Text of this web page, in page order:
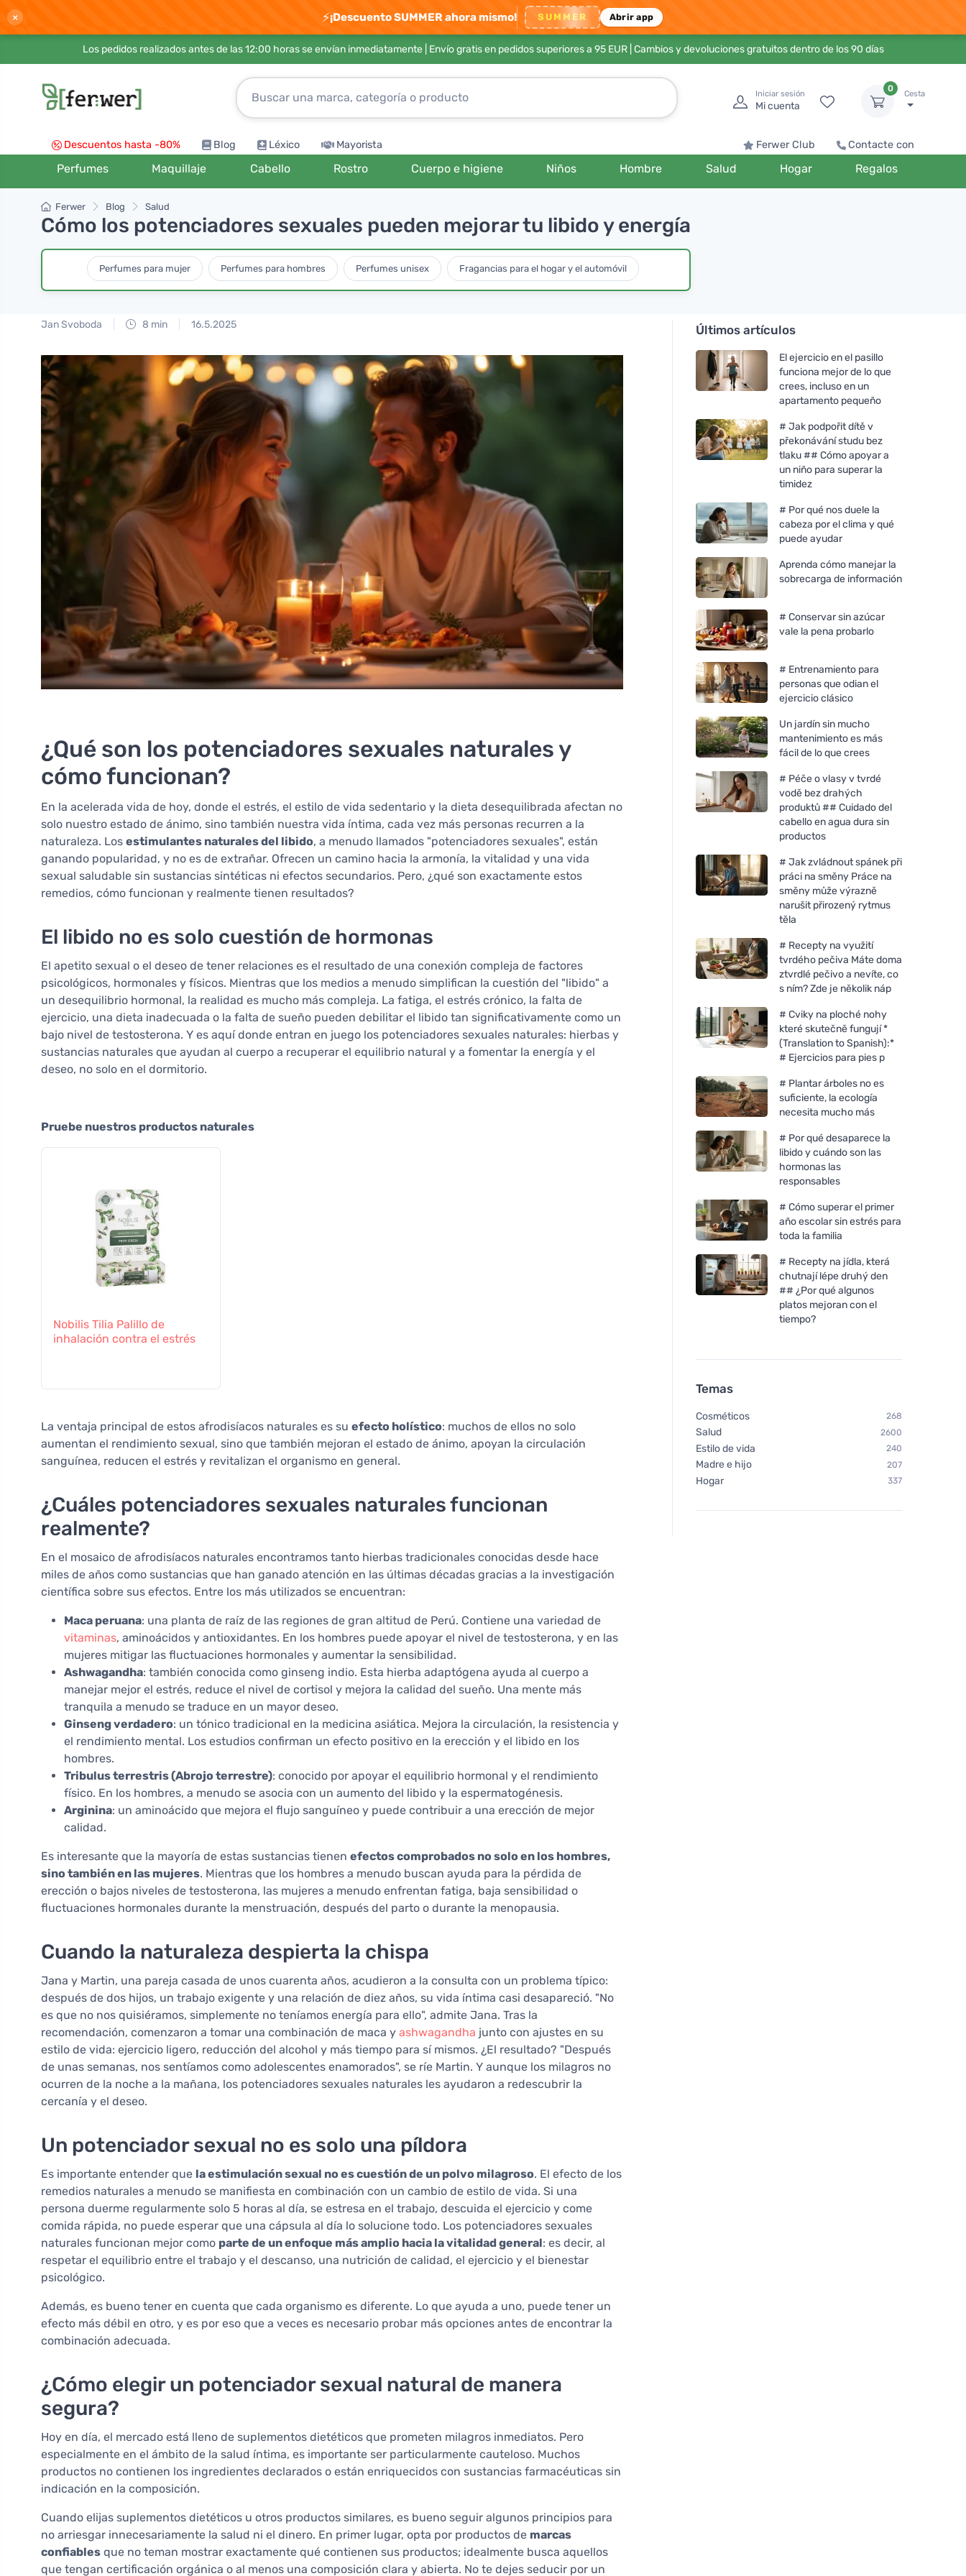
× ⚡¡Descuento SUMMER ahora mismo! SUMMER Abrir app
Los pedidos realizados antes de las 12:00 horas se envían inmediatamente | Envío gratis en pedidos superiores a 95 EUR| Cambios y devoluciones gratuitos dentro de los 90 días
Iniciar sesión
Mi cuenta
0
Cesta
Descuentos hasta -80% Blog Léxico Mayorista Ferwer Club Contacte con
Perfumes Maquillaje Cabello Rostro Cuerpo e higiene Niños Hombre Salud Hogar Regalos
Ferwer Blog Salud
Cómo los potenciadores sexuales pueden mejorar tu libido y energía
Perfumes para mujer Perfumes para hombres Perfumes unisex Fragancias para el hogar y el automóvil
Jan Svoboda 8 min 16.5.2025
¿Qué son los potenciadores sexuales naturales y
cómo funcionan?
En la acelerada vida de hoy, donde el estrés, el estilo de vida sedentario y la dieta desequilibrada afectan no
solo nuestro estado de ánimo, sino también nuestra vida íntima, cada vez más personas recurren a la
naturaleza. Los estimulantes naturales del libido, a menudo llamados "potenciadores sexuales", están
ganando popularidad, y no es de extrañar. Ofrecen un camino hacia la armonía, la vitalidad y una vida
sexual saludable sin sustancias sintéticas ni efectos secundarios. Pero, ¿qué son exactamente estos
remedios, cómo funcionan y realmente tienen resultados?
El libido no es solo cuestión de hormonas
El apetito sexual o el deseo de tener relaciones es el resultado de una conexión compleja de factores
psicológicos, hormonales y físicos. Mientras que los medios a menudo simplifican la cuestión del "libido" a
un desequilibrio hormonal, la realidad es mucho más compleja. La fatiga, el estrés crónico, la falta de
ejercicio, una dieta inadecuada o la falta de sueño pueden debilitar el libido tan significativamente como un
bajo nivel de testosterona. Y es aquí donde entran en juego los potenciadores sexuales naturales: hierbas y
sustancias naturales que ayudan al cuerpo a recuperar el equilibrio natural y a fomentar la energía y el
deseo, no solo en el dormitorio.
Pruebe nuestros productos naturales
Nobilis Tilia Palillo de
inhalación contra el estrés
La ventaja principal de estos afrodisíacos naturales es su efecto holístico: muchos de ellos no solo
aumentan el rendimiento sexual, sino que también mejoran el estado de ánimo, apoyan la circulación
sanguínea, reducen el estrés y revitalizan el organismo en general.
¿Cuáles potenciadores sexuales naturales funcionan
realmente?
En el mosaico de afrodisíacos naturales encontramos tanto hierbas tradicionales conocidas desde hace
miles de años como sustancias que han ganado atención en las últimas décadas gracias a la investigación
científica sobre sus efectos. Entre los más utilizados se encuentran:
Maca peruana: una planta de raíz de las regiones de gran altitud de Perú. Contiene una variedad de
vitaminas, aminoácidos y antioxidantes. En los hombres puede apoyar el nivel de testosterona, y en las
mujeres mitigar las fluctuaciones hormonales y aumentar la sensibilidad.
Ashwagandha: también conocida como ginseng indio. Esta hierba adaptógena ayuda al cuerpo a
manejar mejor el estrés, reduce el nivel de cortisol y mejora la calidad del sueño. Una mente más
tranquila a menudo se traduce en un mayor deseo.
Ginseng verdadero: un tónico tradicional en la medicina asiática. Mejora la circulación, la resistencia y
el rendimiento mental. Los estudios confirman un efecto positivo en la erección y el libido en los
hombres.
Tribulus terrestris (Abrojo terrestre): conocido por apoyar el equilibrio hormonal y el rendimiento
físico. En los hombres, a menudo se asocia con un aumento del libido y la espermatogénesis.
Arginina: un aminoácido que mejora el flujo sanguíneo y puede contribuir a una erección de mejor
calidad.
Es interesante que la mayoría de estas sustancias tienen efectos comprobados no solo en los hombres,
sino también en las mujeres. Mientras que los hombres a menudo buscan ayuda para la pérdida de
erección o bajos niveles de testosterona, las mujeres a menudo enfrentan fatiga, baja sensibilidad o
fluctuaciones hormonales durante la menstruación, después del parto o durante la menopausia.
Cuando la naturaleza despierta la chispa
Jana y Martin, una pareja casada de unos cuarenta años, acudieron a la consulta con un problema típico:
después de dos hijos, un trabajo exigente y una relación de diez años, su vida íntima casi desapareció. "No
es que no nos quisiéramos, simplemente no teníamos energía para ello", admite Jana. Tras la
recomendación, comenzaron a tomar una combinación de maca y ashwagandha junto con ajustes en su
estilo de vida: ejercicio ligero, reducción del alcohol y más tiempo para sí mismos. ¿El resultado? "Después
de unas semanas, nos sentíamos como adolescentes enamorados", se ríe Martin. Y aunque los milagros no
ocurren de la noche a la mañana, los potenciadores sexuales naturales les ayudaron a redescubrir la
cercanía y el deseo.
Un potenciador sexual no es solo una píldora
Es importante entender que la estimulación sexual no es cuestión de un polvo milagroso. El efecto de los
remedios naturales a menudo se manifiesta en combinación con un cambio de estilo de vida. Si una
persona duerme regularmente solo 5 horas al día, se estresa en el trabajo, descuida el ejercicio y come
comida rápida, no puede esperar que una cápsula al día lo solucione todo. Los potenciadores sexuales
naturales funcionan mejor como parte de un enfoque más amplio hacia la vitalidad general: es decir, al
respetar el equilibrio entre el trabajo y el descanso, una nutrición de calidad, el ejercicio y el bienestar
psicológico.
Además, es bueno tener en cuenta que cada organismo es diferente. Lo que ayuda a uno, puede tener un
efecto más débil en otro, y es por eso que a veces es necesario probar más opciones antes de encontrar la
combinación adecuada.
¿Cómo elegir un potenciador sexual natural de manera
segura?
Hoy en día, el mercado está lleno de suplementos dietéticos que prometen milagros inmediatos. Pero
especialmente en el ámbito de la salud íntima, es importante ser particularmente cauteloso. Muchos
productos no contienen los ingredientes declarados o están enriquecidos con sustancias farmacéuticas sin
indicación en la composición.
Cuando elijas suplementos dietéticos u otros productos similares, es bueno seguir algunos principios para
no arriesgar innecesariamente la salud ni el dinero. En primer lugar, opta por productos de marcas
confiables que no teman mostrar exactamente qué contienen sus productos; idealmente busca aquellos
que tengan certificación orgánica o al menos una composición clara y abierta. No te dejes seducir por un
Últimos artículos
El ejercicio en el pasillo
funciona mejor de lo que
crees, incluso en un
apartamento pequeño
# Jak podpořit dítě v
překonávání studu bez
tlaku ## Cómo apoyar a
un niño para superar la
timidez
# Por qué nos duele la
cabeza por el clima y qué
puede ayudar
Aprenda cómo manejar la
sobrecarga de información
# Conservar sin azúcar
vale la pena probarlo
# Entrenamiento para
personas que odian el
ejercicio clásico
Un jardín sin mucho
mantenimiento es más
fácil de lo que crees
# Péče o vlasy v tvrdé
vodě bez drahých
produktů ## Cuidado del
cabello en agua dura sin
productos
# Jak zvládnout spánek při
práci na směny Práce na
směny může výrazně
narušit přirozený rytmus
těla
# Recepty na využití
tvrdého pečiva Máte doma
ztvrdlé pečivo a nevíte, co
s ním? Zde je několik náp
# Cviky na ploché nohy
které skutečně fungují *
(Translation to Spanish):*
# Ejercicios para pies p
# Plantar árboles no es
suficiente, la ecología
necesita mucho más
# Por qué desaparece la
libido y cuándo son las
hormonas las
responsables
# Cómo superar el primer
año escolar sin estrés para
toda la familia
# Recepty na jídla, která
chutnají lépe druhý den
## ¿Por qué algunos
platos mejoran con el
tiempo?
Temas
Cosméticos 268
Salud 2600
Estilo de vida 240
Madre e hijo 207
Hogar 337